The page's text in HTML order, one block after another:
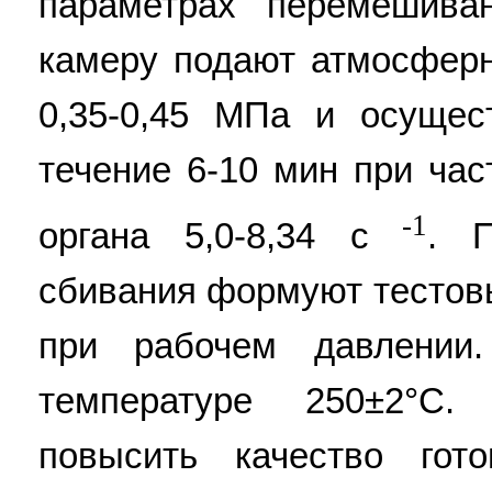
камеру подают
0,35-0,45 МПа и
течение 6-10 мин при
органа 5,0-8,34 с -1 .
сбивания формуют
при рабочем
температуре 250±2°С.
повысить качество